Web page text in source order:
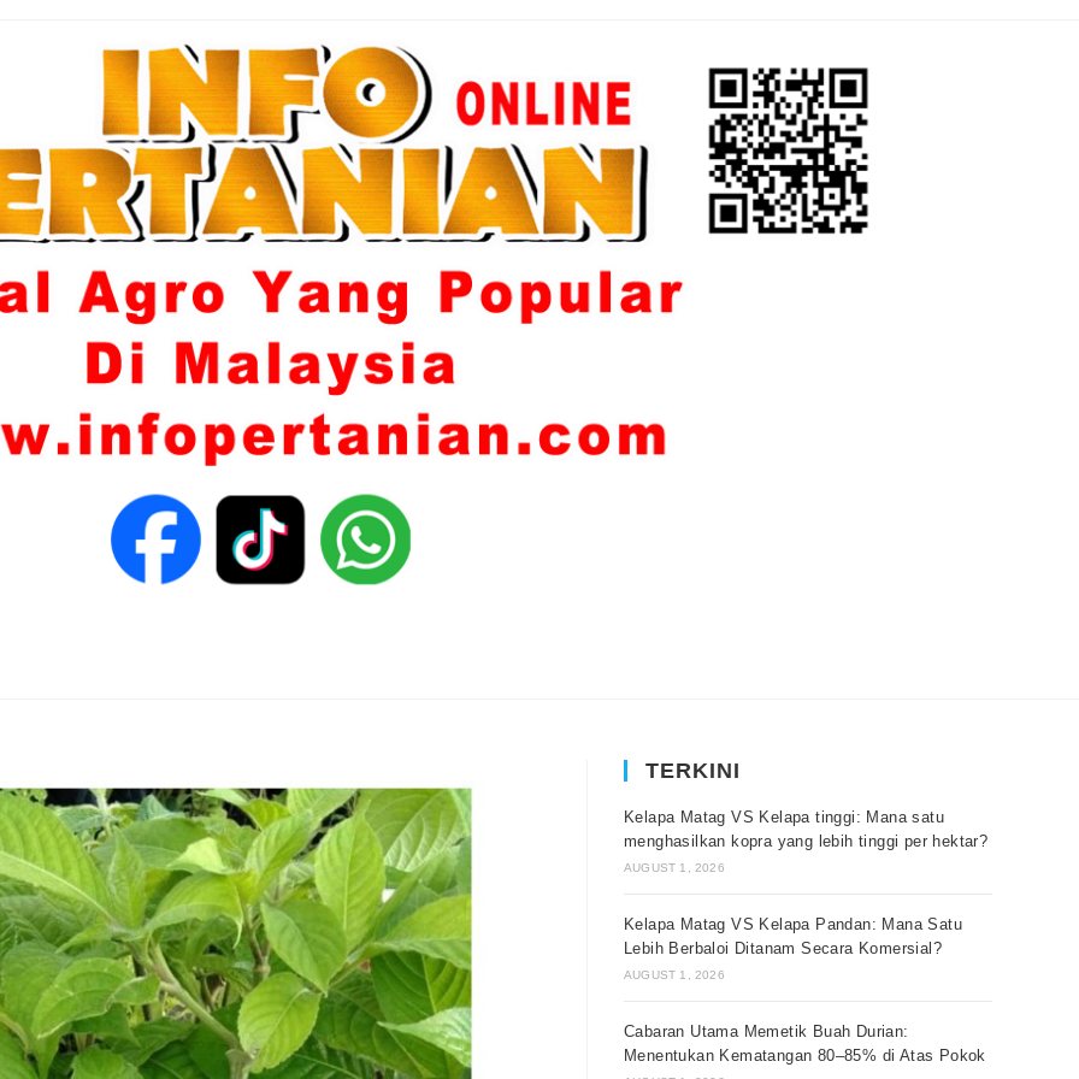
TERKINI
Kelapa Matag VS Kelapa tinggi: Mana satu
menghasilkan kopra yang lebih tinggi per hektar?
AUGUST 1, 2026
Kelapa Matag VS Kelapa Pandan: Mana Satu
Lebih Berbaloi Ditanam Secara Komersial?
AUGUST 1, 2026
Cabaran Utama Memetik Buah Durian:
Menentukan Kematangan 80–85% di Atas Pokok